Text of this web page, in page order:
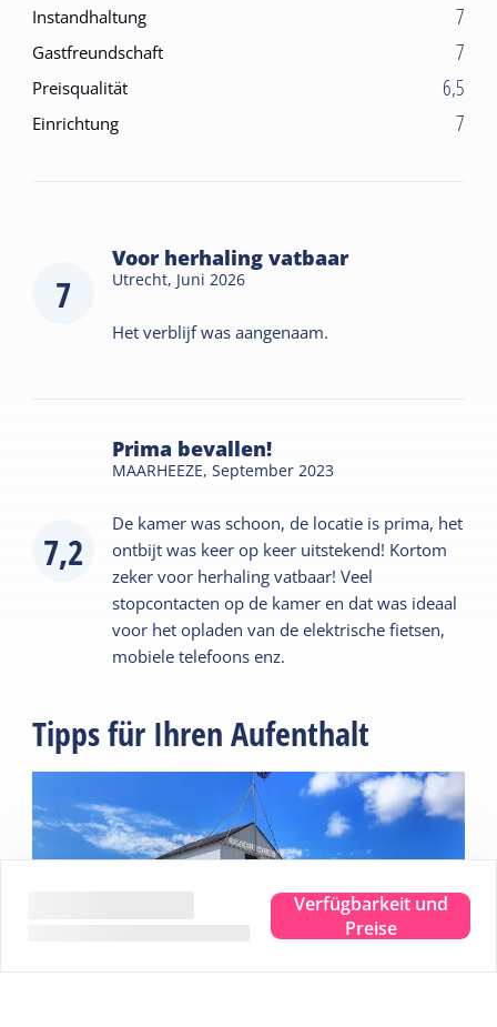
Verfügbarkeit und
Preise
Instandhaltung 7
Gastfreundschaft 7
Preisqualität 6,5
Einrichtung 7
7
Voor herhaling vatbaar
Utrecht, Juni 2026
Het verblijf was aangenaam.
7,2
Prima bevallen!
MAARHEEZE,September 2023
De kamer was schoon, de locatie is prima, het
ontbijt was keer op keer uitstekend! Kortom
zeker voor herhaling vatbaar! Veel
stopcontacten op de kamer en dat was ideaal
voor het opladen van de elektrische fietsen,
mobiele telefoons enz.
Tipps für Ihren Aufenthalt